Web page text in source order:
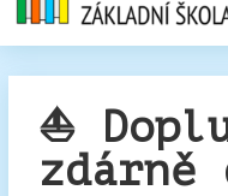
⛵️